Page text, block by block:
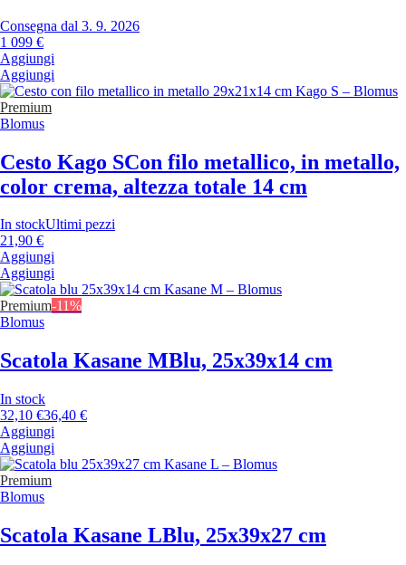
Consegna dal 3. 9. 2026
1 099 €
Aggiungi
Aggiungi
Premium
Blomus
Cesto Kago SCon filo metallico, in metallo,
color crema, altezza totale 14 cm
In stockUltimi pezzi
21,90 €
Aggiungi
Aggiungi
Premium-11%
Blomus
Scatola Kasane MBlu, 25x39x14 cm
In stock
32,10 €36,40 €
Aggiungi
Aggiungi
Premium
Blomus
Scatola Kasane LBlu, 25x39x27 cm